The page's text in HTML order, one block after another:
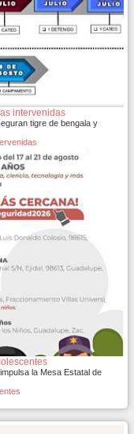
intervenidas
tigre de bengala y
la Mesa Estatal de